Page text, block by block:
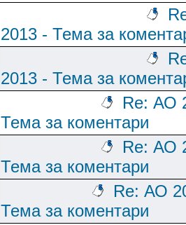
2013 - Тема за
2013 - Тема за
Re: АО
Тема за коментари
Re: АО
Тема за коментари
Re: АО
Тема за коментари